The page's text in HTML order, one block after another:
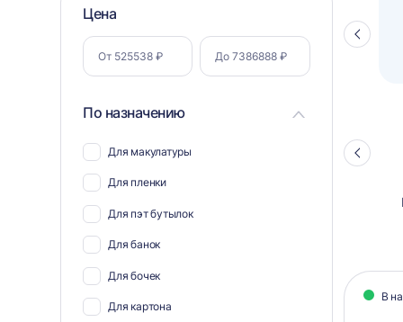
Фильтр
по
параметрам
Цена
По назначению
Для макулатуры
Для пленки
Для пэт бутылок
Для банок
Для бочек
Для картона
Стрелка
Полуавтоматический паллетоупаковщик
ПЗО BPW-2000
Стрелка
В